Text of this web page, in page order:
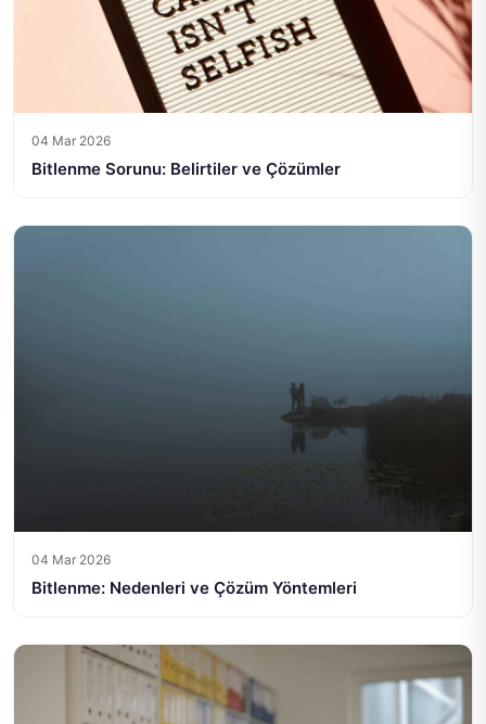
04 Mar 2026
Bitlenme Sorunu: Belirtiler ve Çözümler
04 Mar 2026
Bitlenme: Nedenleri ve Çözüm Yöntemleri